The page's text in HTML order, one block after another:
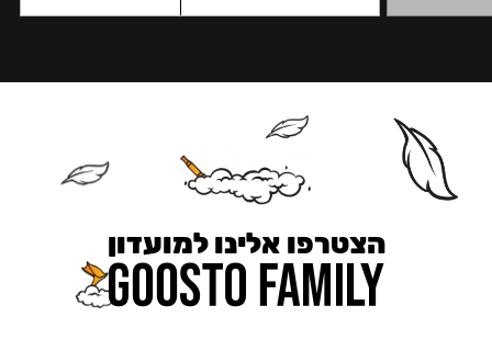
הצטרפו אלינו למועדון